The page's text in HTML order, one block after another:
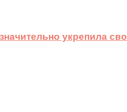
укрепила